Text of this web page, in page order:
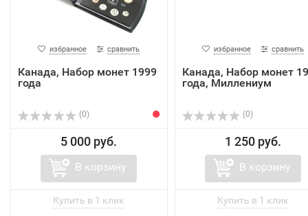
избранное сравнить
Канада, Набор монет 1999
года
(0)
5 000 руб.
В корзину
избранное сравнить
Канада, Набор монет
года, Миллениум
(0)
1 250 руб.
В корзину